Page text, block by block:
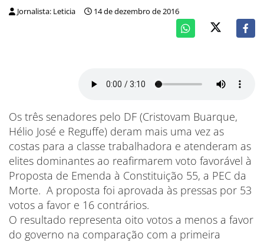
Jornalista: Leticia 14 de dezembro de 2016
Os três senadores pelo DF (Cristovam Buarque,
Hélio José e Reguffe) deram mais uma vez as
costas para a classe trabalhadora e atenderam as
elites dominantes ao reafirmarem voto favorável à
Proposta de Emenda à Constituição 55, a PEC da
Morte. A proposta foi aprovada às pressas por 53
votos a favor e 16 contrários.
O resultado representa oito votos a menos a favor
do governo na comparação com a primeira